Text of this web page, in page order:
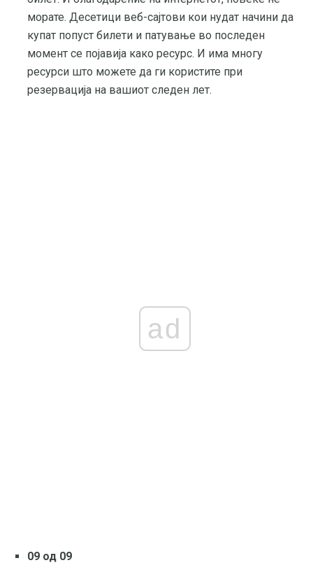
морате. Десетици веб-сајтови кои нудат начини да
купат попуст билети и патување во последен
момент се појавија како ресурс. И има многу
ресурси што можете да ги користите при
резервација на вашиот следен лет.
ad
09 од 09